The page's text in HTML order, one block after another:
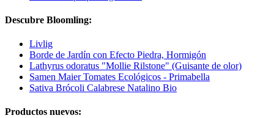
Descubre Bloomling:
Livlig
Borde de Jardín con Efecto Piedra, Hormigón
Lathyrus odoratus "Mollie Rilstone" (Guisante de olor)
Samen Maier Tomates Ecológicos - Primabella
Sativa Brócoli Calabrese Natalino Bio
Productos nuevos: